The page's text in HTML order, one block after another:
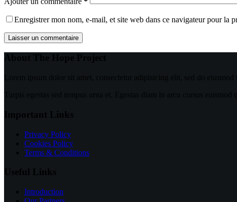
Enregistrer mon nom, e-mail, et site web dans ce navigateur pour la
Laisser un commentaire
About The Hope Project
Lorem ipsum dolor sit amet, consectetur adipisicing elit, sed do
Turpis egestas sed tempus urna et. Egestas diam in arcu cursus
Important Links
Privacy Policy
Cookies Policy
Terms & Conditions
Useful Links
Introduction